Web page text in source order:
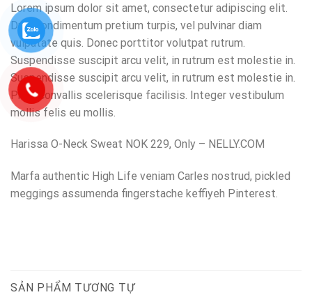
Lorem ipsum dolor sit amet, consectetur adipiscing elit.
Duis condimentum pretium turpis, vel pulvinar diam
vulputate quis. Donec porttitor volutpat rutrum.
Suspendisse suscipit arcu velit, in rutrum est molestie in.
Suspendisse suscipit arcu velit, in rutrum est molestie in.
Proin convallis scelerisque facilisis. Integer vestibulum
mollis felis eu mollis.
Harissa O-Neck Sweat NOK 229, Only – NELLY.COM
Marfa authentic High Life veniam Carles nostrud, pickled
meggings assumenda fingerstache keffiyeh Pinterest.
SẢN PHẨM TƯƠNG TỰ